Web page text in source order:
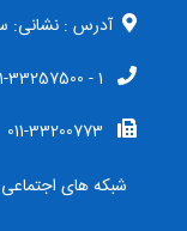
آدرس : نشانی:
1 - 011-33257500
011-33200773
شبکه های